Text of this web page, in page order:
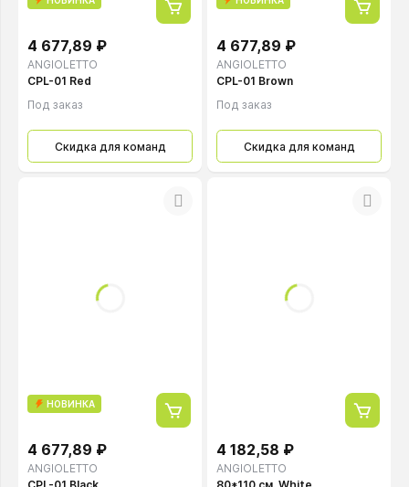
ANGIOLETTO
4 677,89 ₽
CPL-01 Red
Под заказ
Скидка для команд
ANGIOLETTO
4 677,89 ₽
CPL-01 Brown
Под заказ
Скидка для команд
НОВИНКА
ANGIOLETTO
4 677,89 ₽
ANGIOLETTO
4 182,58 ₽